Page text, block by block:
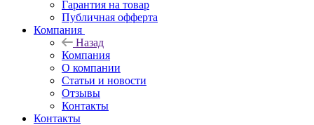
Гарантия на товар
Публичная офферта
Компания
Назад
Компания
О компании
Статьи и новости
Отзывы
Контакты
Контакты